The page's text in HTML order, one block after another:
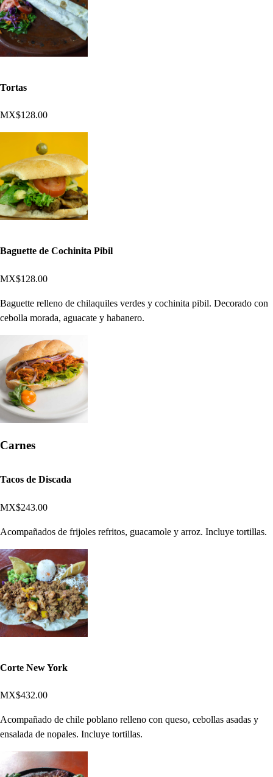
Tortas
MX$128.00
Baguette de Cochinita Pibil
MX$128.00
Baguette relleno de chilaquiles verdes y cochinita pibil. Decorado con
cebolla morada, aguacate y habanero.
Carnes
Tacos de Discada
MX$243.00
Acompañados de frijoles refritos, guacamole y arroz. Incluye tortillas.
Corte New York
MX$432.00
Acompañado de chile poblano relleno con queso, cebollas asadas y
ensalada de nopales. Incluye tortillas.